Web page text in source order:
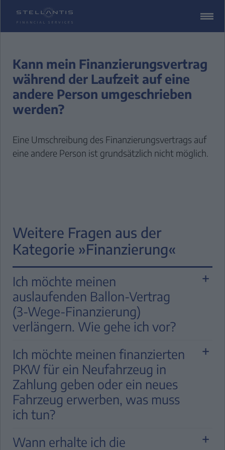
Kann mein Finanzierungsvertrag
während der Laufzeit auf eine
andere Person umgeschrieben
werden?
Eine Umschreibung des Finanzierungsvertrags auf
eine andere Person ist grundsätzlich nicht möglich.
Weitere Fragen aus der
Kategorie »Finanzierung«
Ich möchte meinen
auslaufenden Ballon-Vertrag
(3-Wege-Finanzierung)
verlängern. Wie gehe ich vor?
Wenn Sie Ihren auslaufenden Vertrag
verlängern möchten, wenden Sie sich bitte
rechtzeitig an Ihren Vertragshändler. Er
berät Sie gerne zum weiteren Vorgehen.
Möchten Sie Ihre Schlussrate weiter über
sich bitte ebenfalls an Ihren Händler. Eine
Ich möchte meinen finanzierten
PKW für ein Neufahrzeug in
Zahlung geben oder ein neues
Fahrzeug erwerben, was muss
ich tun?
Bitte sprechen Sie mit einem unserer
Wann erhalte ich die